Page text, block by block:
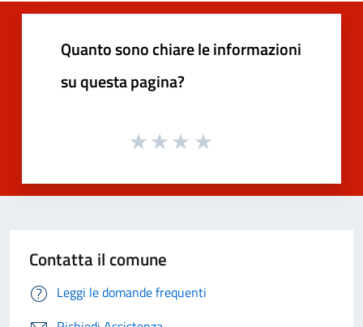
Quanto sono chiare le informazioni
su questa pagina?
Contatta il comune
Leggi le domande frequenti